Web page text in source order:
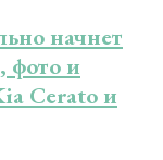
начнет
фото и
Cerato и